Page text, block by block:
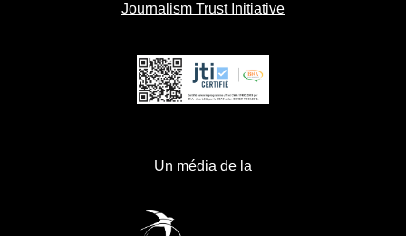
Journalism Trust Initiative
Un média de la